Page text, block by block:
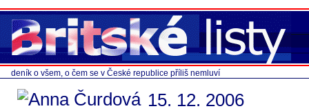
deník o všem, o čem se v České republice příliš nemluví
15. 12. 2006